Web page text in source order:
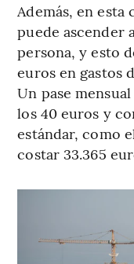
Además, en
puede ascender
persona, y esto
euros en gastos
Un pase
los 40 euros y
estándar, como
costar 33.365